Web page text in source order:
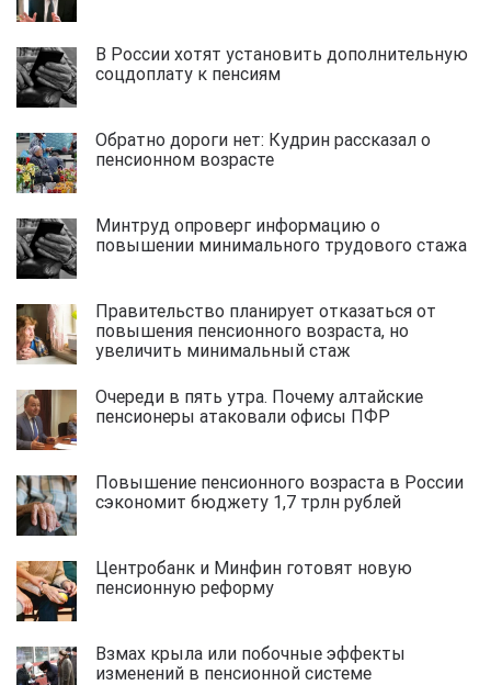
В России хотят установить дополнительную
соцдоплату к пенсиям
Обратно дороги нет: Кудрин рассказал о
пенсионном возрасте
Минтруд опроверг информацию о
повышении минимального трудового стажа
Правительство планирует отказаться от
повышения пенсионного возраста, но
увеличить минимальный стаж
Очереди в пять утра. Почему алтайские
пенсионеры атаковали офисы ПФР
Повышение пенсионного возраста в России
сэкономит бюджету 1,7 трлн рублей
Центробанк и Минфин готовят новую
пенсионную реформу
Взмах крыла или побочные эффекты
изменений в пенсионной системе